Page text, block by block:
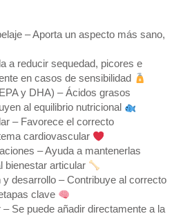
– Aporta un aspecto más sano,
a reducir sequedad, picores e
en casos de sensibilidad
y DHA) – Ácidos grasos
al equilibrio nutricional
– Favorece el correcto
cardiovascular
– Ayuda a mantenerlas
bienestar articular
desarrollo – Contribuye al correcto
clave
Se puede añadir directamente a la